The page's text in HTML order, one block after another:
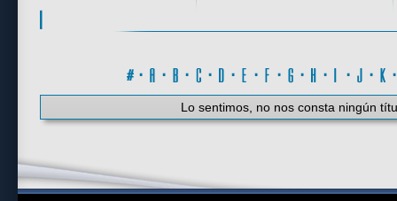
· · · · · · · · · ·
Lo sentimos, no nos consta ningún